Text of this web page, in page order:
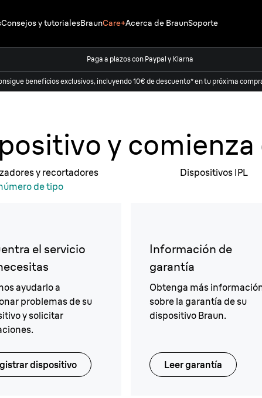
Consejos y tutorialesBraunCare+Acerca de BraunSoporte
Paga a plazos con Paypal y Klarna
beneficios exclusivos, incluyendo 10€ de descuento* en tu próxima
Braun.
y
y recortadores Dispositivos IPL
de tipo
el servicio
ayudarlo a
problemas de su
y solicitar
dispositivo
Información de
garantía
Obtenga más
sobre la garantía de su
dispositivo Braun.
Leer garantía